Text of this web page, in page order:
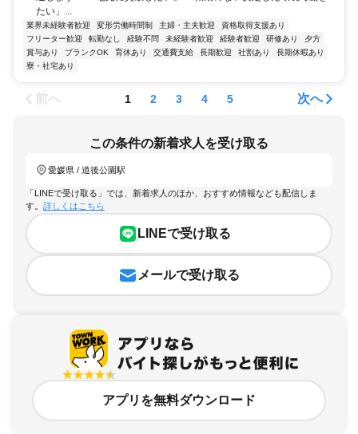
たい」...
業界未経験者歓迎 変形労働時間制 主婦・主夫歓迎
資格取得支援あり
フリーター歓迎
転勤なし 経験不問 未経験者歓迎 経験者歓迎 研修あり
夕方
賞与あり
ブランクOK 育休あり 交通費支給 長期歓迎 社割あり
長期休暇あり
寮・社宅あり
前へ 1 2 3 4 5 次へ
この条件の新着求人を受け取る
愛媛県 / 道後公園駅
「LINEで受け取る」では、新着求人のほか、おすすめ情報なども配信しま
す。 詳しくはこちら
LINEで受け取る
メールで受け取る
アプリを無料ダウンロード